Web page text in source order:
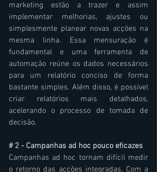
marketing estão a trazer e assim
implementar melhorias, ajustes ou
simplesmente planear novas acções na
mesma linha. Essa mensuração é
fundamental e uma ferramenta de
automação reúne os dados necessários
para um relatório conciso de forma
bastante simples. Além disso, é possível
criar relatórios mais detalhados,
acelerando o processo de tomada de
decisão.
# 2 - Campanhas ad hoc pouco eficazes
Campanhas ad hoc tornam difícil medir
o retorno das acções integradas. Com a